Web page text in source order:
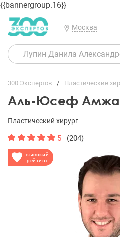
{{bannergroup.16}}
Москва
300 Экспертов Пластические
Аль-Юсеф
высокий
рейтинг
Пластический хирург
5 (204)
ГЛАВНАЯ ОТЗЫВЫ